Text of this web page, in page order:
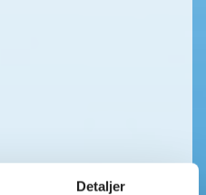
emner
Detaljer